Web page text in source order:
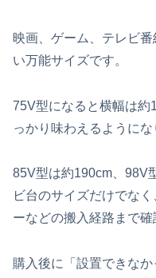
映画、ゲーム、テレビ
い万能サイズです。
75V型になると横幅は約
っかり味わえるようにな
85V型は約190cm、98V
ビ台のサイズだけでな
ーなどの搬入経路まで確
購入後に「設置できな